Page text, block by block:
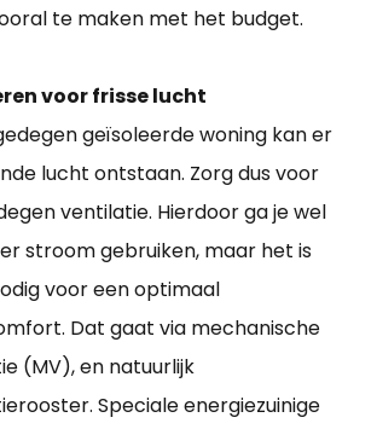
te maken met het budget.
voor frisse lucht
geïsoleerde woning kan er
lucht ontstaan. Zorg dus voor
ventilatie. Hierdoor ga je wel
stroom gebruiken, maar het is
voor een optimaal
Dat gaat via mechanische
(MV), en natuurlijk
Speciale energiezuinige